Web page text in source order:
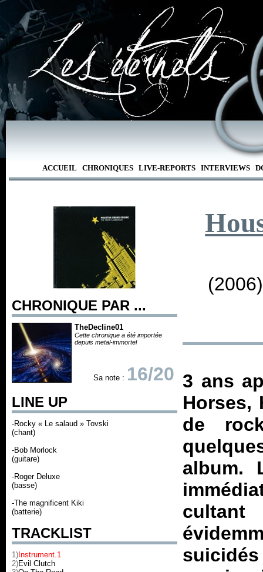
ACCUEIL CHRONIQUES LIVE-REPORTS INTERVIEWS
CHRONIQUE PAR ...
TheDecline01
Cette chronique a été importée
depuis metal-immortel
Sa note : 16/20
LINE UP
-Rocky « Le salaud » Tovski
(chant)
-Bob Morlock
(guitare)
-Roger Deluxe
(basse)
-The magnificent Kiki
(batterie)
TRACKLIST
1) Instrument.1
2)Evil Clutch
3 ans
Horses,
de
album.